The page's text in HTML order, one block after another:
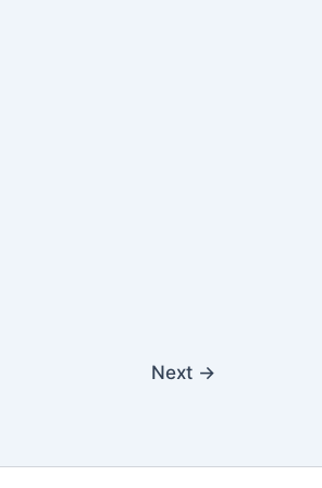
Next →